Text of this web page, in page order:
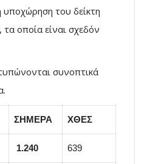
υποχώρηση του δείκτη
οποία είναι σχεδόν
συνοπτικά
ΣΗΜΕΡΑ ΧΘΕΣ
1.240 639